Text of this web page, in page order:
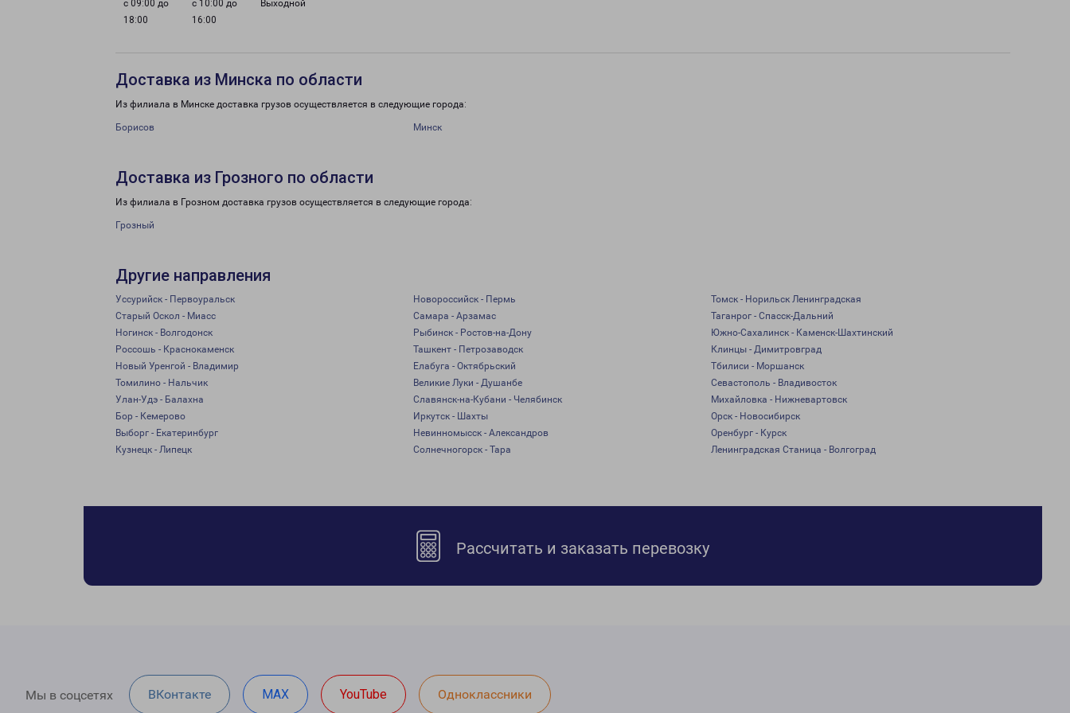
с 09:00 до
18:00
с 10:00 до
16:00
Выходной
Доставка из Минска по области
Из филиала в Минске доставка грузов осуществляется в следующие города:
Борисов Минск
Доставка из Грозного по области
Из филиала в Грозном доставка грузов осуществляется в следующие города:
Грозный
Другие направления
Уссурийск - Первоуральск Новороссийск - Пермь
Томск - Норильск Ленинградская
Старый Оскол - Миасс
Самара - Арзамас
Таганрог - Спасск-Дальний
Ногинск - Волгодонск
Рыбинск - Ростов-на-Дону
Южно-Сахалинск - Каменск-Шахтинский
Россошь - Краснокаменск
Ташкент - Петрозаводск
Клинцы - Димитровград
Новый Уренгой - Владимир
Елабуга - Октябрьский
Тбилиси - Моршанск
Томилино - Нальчик
Великие Луки - Душанбе
Севастополь - Владивосток
Улан-Удэ - Балахна
Славянск-на-Кубани - Челябинск
Михайловка - Нижневартовск
Бор - Кемерово
Иркутск - Шахты
Орск - Новосибирск
Выборг - Екатеринбург
Невинномысск - Александров
Оренбург - Курск
Кузнецк - Липецк
Солнечногорск - Тара Ленинградская Станица - Волгоград
Рассчитать и заказать перевозку
Мы в соцсетях ВКонтакте MAX YouTube Одноклассники